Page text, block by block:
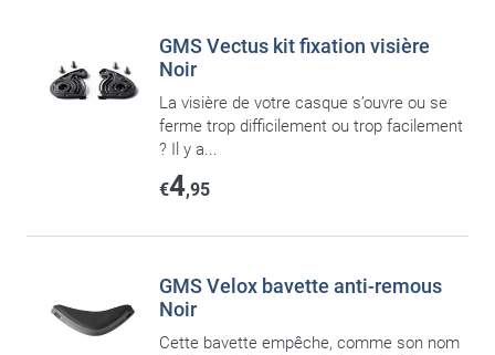
GMS Vectus kit fixation visière
Noir
La visière de votre casque s’ouvre ou se
ferme trop difficilement ou trop facilement
? Il y a...
€4,95
GMS Velox bavette anti-remous
Noir
Cette bavette empêche, comme son nom